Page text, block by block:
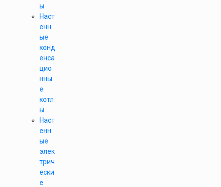
ы
Наст
енн
ые
конд
енса
цио
нны
е
котл
ы
Наст
енн
ые
элек
трич
ески
е